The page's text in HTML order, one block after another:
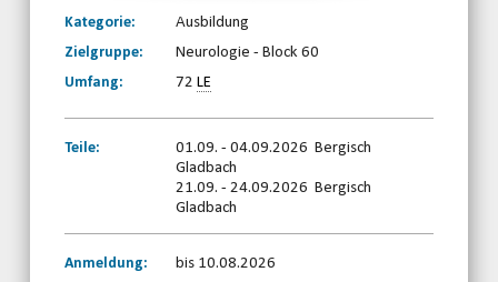
Kategorie:
Ausbildung
Zielgruppe:
Neurologie - Block 60
Umfang:
72LE
Teile:
01.09. - 04.09.2026 Bergisch
Gladbach
21.09. - 24.09.2026 Bergisch
Gladbach
Anmeldung: bis 10.08.2026